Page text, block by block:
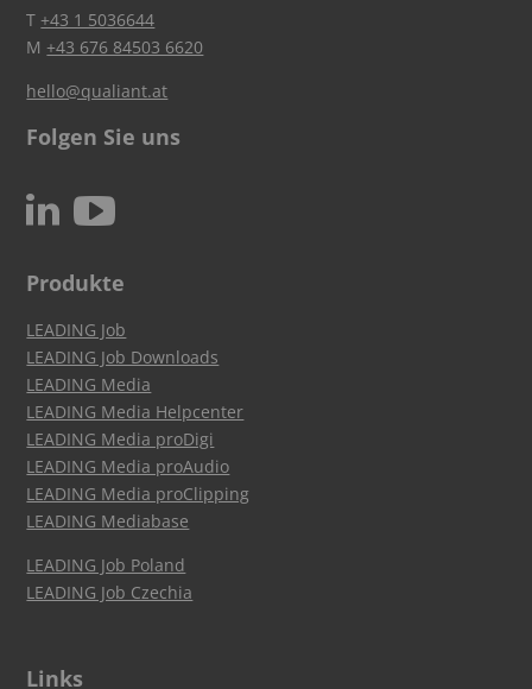
T+43 1 5036644
M+43 676 84503 6620
hello@qualiant.at
Folgen Sie uns
N c
Produkte
LEADING Job
LEADING Job Downloads
LEADING Media
LEADING Media Helpcenter
LEADING Media proDigi
LEADING Media proAudio
LEADING Media proClipping
LEADING Mediabase
LEADING Job Poland
LEADING Job Czechia
Links